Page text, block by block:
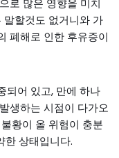
로 많은 영향을 미치
말할것도 없거니와 가
폐해로 인한 후유증이
되어 있고, 만에 하나
생하는 시점이 다가오
황이 올 위험이 충분
한 상태입니다.